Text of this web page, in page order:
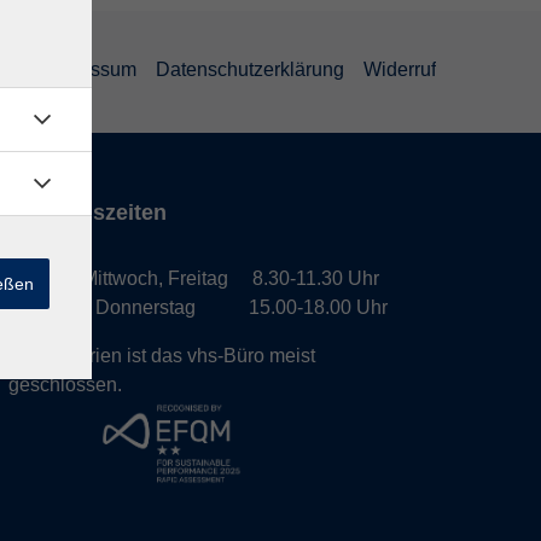
Impressum Datenschutzerklärung Widerruf
Öffnungszeiten
Montag, Mittwoch, Freitag 8.30-11.30 Uhr
Dienstag, Donnerstag 15.00-18.00 Uhr
In den Ferien ist das vhs-Büro meist
geschlossen.